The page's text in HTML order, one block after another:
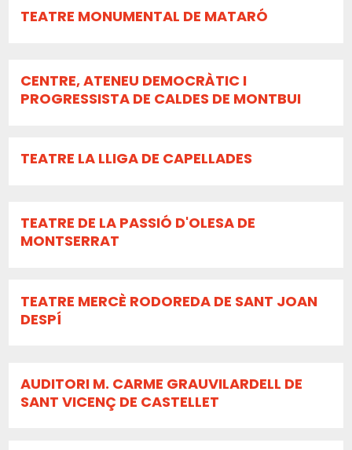
TEATRE MONUMENTAL DE MATARÓ
CENTRE, ATENEU DEMOCRÀTIC I
PROGRESSISTA DE CALDES DE MONTBUI
TEATRE LA LLIGA DE CAPELLADES
TEATRE DE LA PASSIÓ D'OLESA DE
MONTSERRAT
TEATRE MERCÈ RODOREDA DE SANT JOAN
DESPÍ
AUDITORI M. CARME GRAUVILARDELL DE
SANT VICENÇ DE CASTELLET